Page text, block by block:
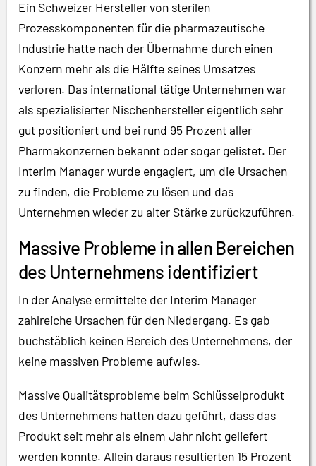
Ein Schweizer Hersteller von sterilen
Prozesskomponenten für die pharmazeutische
Industrie hatte nach der Übernahme durch einen
Konzern mehr als die Hälfte seines Umsatzes
verloren. Das international tätige Unternehmen war
als spezialisierter Nischenhersteller eigentlich sehr
gut positioniert und bei rund 95 Prozent aller
Pharmakonzernen bekannt oder sogar gelistet. Der
Interim Manager wurde engagiert, um die Ursachen
zu finden, die Probleme zu lösen und das
Unternehmen wieder zu alter Stärke zurückzuführen.
Massive Probleme in allen Bereichen
des Unternehmens identifiziert
In der Analyse ermittelte der Interim Manager
zahlreiche Ursachen für den Niedergang. Es gab
buchstäblich keinen Bereich des Unternehmens, der
keine massiven Probleme aufwies.
Massive Qualitätsprobleme beim Schlüsselprodukt
des Unternehmens hatten dazu geführt, dass das
Produkt seit mehr als einem Jahr nicht geliefert
werden konnte. Allein daraus resultierten 15 Prozent